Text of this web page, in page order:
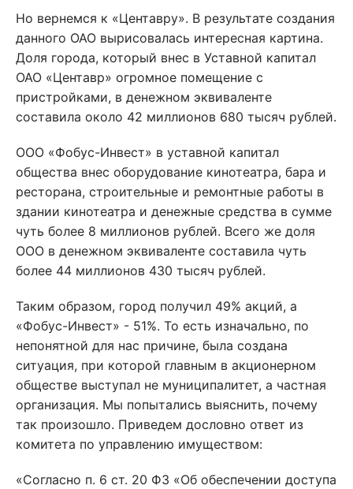
Но вернемся к «Центавру». В результате создания
данного ОАО вырисовалась интересная картина.
Доля города, который внес в Уставной капитал
ОАО «Центавр» огромное помещение с
пристройками, в денежном эквиваленте
составила около 42 миллионов 680 тысяч рублей.
ООО «Фобус-Инвест» в уставной капитал
общества внес оборудование кинотеатра, бара и
ресторана, строительные и ремонтные работы в
здании кинотеатра и денежные средства в сумме
чуть более 8 миллионов рублей. Всего же доля
ООО в денежном эквиваленте составила чуть
более 44 миллионов 430 тысяч рублей.
Таким образом, город получил 49% акций, а
«Фобус-Инвест» - 51%. То есть изначально, по
непонятной для нас причине, была создана
ситуация, при которой главным в акционерном
обществе выступал не муниципалитет, а частная
организация. Мы попытались выяснить, почему
так произошло. Приведем дословно ответ из
комитета по управлению имуществом:
«Согласно п. 6 ст. 20 ФЗ «Об обеспечении доступа